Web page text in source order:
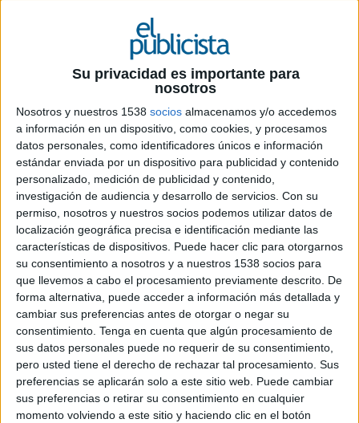
Su privacidad es importante para
nosotros
Nosotros y nuestros 1538 socios almacenamos y/o accedemos
a información en un dispositivo, como cookies, y procesamos
datos personales, como identificadores únicos e información
estándar enviada por un dispositivo para publicidad y contenido
personalizado, medición de publicidad y contenido,
investigación de audiencia y desarrollo de servicios. Con su
permiso, nosotros y nuestros socios podemos utilizar datos de
localización geográfica precisa e identificación mediante las
características de dispositivos. Puede hacer clic para otorgarnos
su consentimiento a nosotros y a nuestros 1538 socios para
que llevemos a cabo el procesamiento previamente descrito. De
forma alternativa, puede acceder a información más detallada y
cambiar sus preferencias antes de otorgar o negar su
consentimiento. Tenga en cuenta que algún procesamiento de
sus datos personales puede no requerir de su consentimiento,
pero usted tiene el derecho de rechazar tal procesamiento. Sus
preferencias se aplicarán solo a este sitio web. Puede cambiar
sus preferencias o retirar su consentimiento en cualquier
momento volviendo a este sitio y haciendo clic en el botón
23 DE FEBRERO DE 2018
La agencia desarrollará un 360º que dará
respaldo a todas las campañas comerciales
de Evo, la web oficial, estrategia social
media y acciones especiales de la marca.
Evo Banco ha seleccionado aPixel and Pixel
como nueva agencia creativa con el objetivo de
potenciar su estrategia de comunicación digital y
posicionar a la entidad financiera a la vanguardia
en transformación digital y banca en el móvil.
Pixel and Pixel será la responsable de toda la
comunicación digital creativa de la compañía.
Desde esta posición, la agencia desarrollará un
360º que dará respaldo a todas las campañas
comerciales de Evo, la web oficial, estrategia
social media y acciones especiales de la marca.